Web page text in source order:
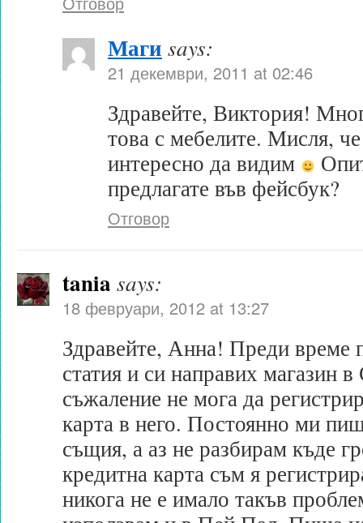
Маги says:
21 декември, 2011 at 02:46
Здравейте, Виктория!
това с мебелите. Мисля,
интересно да видим
предлагате във фейсбук?
Отговор
tania says:
18 февруари, 2012 at 13:27
Здравейте, Анна! Преди време
статия и си направих магазин
съжаление не мога да
карта в него. Постоянно ми
същия, а аз не разбирам къде
кредитна карта съм я
никога не е имало такъв